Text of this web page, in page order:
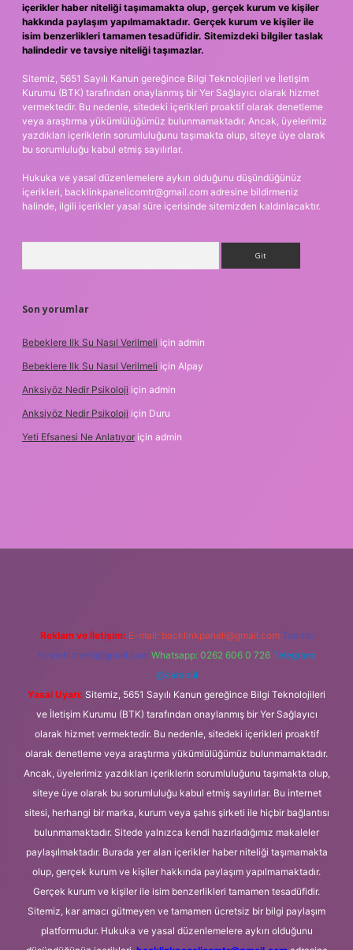
içerikler haber niteliği taşımamakta olup, gerçek kurum ve kişiler
hakkında paylaşım yapılmamaktadır. Gerçek kurum ve kişiler ile
isim benzerlikleri tamamen tesadüfidir. Sitemizdeki bilgiler taslak
halindedir ve tavsiye niteliği taşımazlar.
Sitemiz, 5651 Sayılı Kanun gereğince Bilgi Teknolojileri ve İletişim
Kurumu (BTK) tarafından onaylanmış bir Yer Sağlayıcı olarak hizmet
vermektedir. Bu nedenle, sitedeki içerikleri proaktif olarak denetleme
veya araştırma yükümlülüğümüz bulunmamaktadır. Ancak, üyelerimiz
yazdıkları içeriklerin sorumluluğunu taşımakta olup, siteye üye olarak
bu sorumluluğu kabul etmiş sayılırlar.
Hukuka ve yasal düzenlemelere aykırı olduğunu düşündüğünüz
içerikleri, backlinkpanelicomtr@gmail.com adresine bildirmeniz
halinde, ilgili içerikler yasal süre içerisinde sitemizden kaldırılacaktır.
Son yorumlar
Bebeklere Ilk Su Nasıl Verilmeli için admin
Bebeklere Ilk Su Nasıl Verilmeli için Alpay
Anksiyöz Nedir Psikoloji için admin
Anksiyöz Nedir Psikoloji için Duru
Yeti Efsanesi Ne Anlatıyor için admin
Reklam ve İletişim: E-mail: backlinkpaneli@gmail.com Teams:
forumhizmeti@gmail.com Whatsapp: 0262 606 0 726 Telegram:
@karabul
Yasal Uyarı: Sitemiz, 5651 Sayılı Kanun gereğince Bilgi Teknolojileri
ve İletişim Kurumu (BTK) tarafından onaylanmış bir Yer Sağlayıcı
olarak hizmet vermektedir. Bu nedenle, sitedeki içerikleri proaktif
olarak denetleme veya araştırma yükümlülüğümüz bulunmamaktadır.
Ancak, üyelerimiz yazdıkları içeriklerin sorumluluğunu taşımakta olup,
siteye üye olarak bu sorumluluğu kabul etmiş sayılırlar. Bu internet
sitesi, herhangi bir marka, kurum veya şahıs şirketi ile hiçbir bağlantısı
bulunmamaktadır. Sitede yalnızca kendi hazırladığımız makaleler
paylaşılmaktadır. Burada yer alan içerikler haber niteliği taşımamakta
olup, gerçek kurum ve kişiler hakkında paylaşım yapılmamaktadır.
Gerçek kurum ve kişiler ile isim benzerlikleri tamamen tesadüfidir.
Sitemiz, kar amacı gütmeyen ve tamamen ücretsiz bir bilgi paylaşım
platformudur. Hukuka ve yasal düzenlemelere aykırı olduğunu